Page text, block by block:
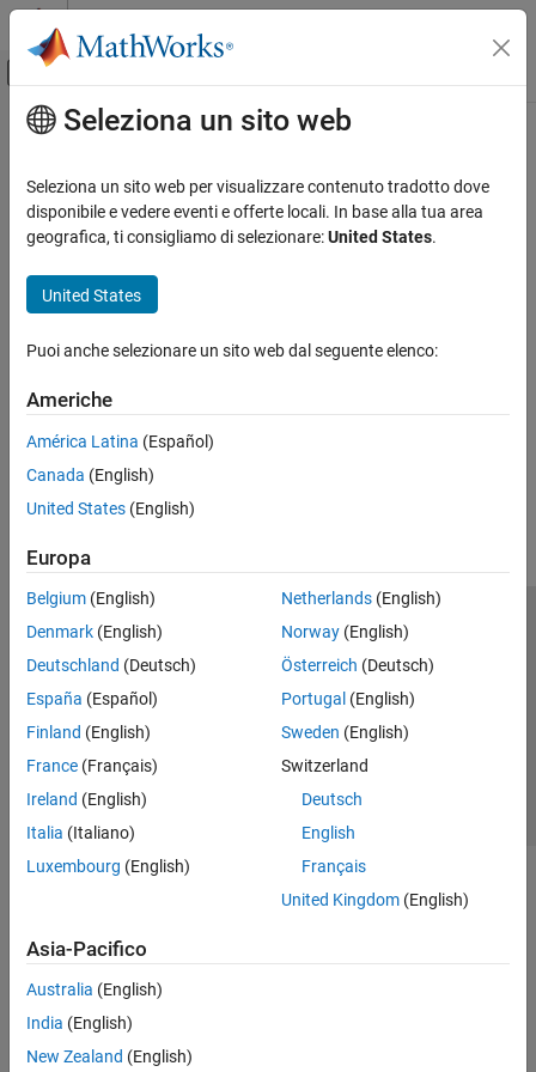
Vai al contenuto
Attiva/disattiva menu di navigazione
Pagina iniziale della documentazione
Contenuto principale
Seleziona un sito web
Seleziona un sito web per visualizzare contenuto tradotto dove
disponibile e vedere eventi e offerte locali. In base alla tua area
geografica, ti consigliamo di selezionare:United States.
United States
Puoi anche selezionare un sito web dal seguente elenco:
Americhe
América Latina (Español)
Canada (English)
United States (English)
Europa
Belgium (English)
Denmark (English)
Deutschland (Deutsch)
España (Español)
Finland (English)
France (Français)
Ireland (English)
Italia (Italiano)
Luxembourg (English)
Netherlands(English)
Norway(English)
Österreich (Deutsch)
Portugal (English)
Sweden (English)
Switzerland
Deutsch
English
Français
United Kingdom(English)
Asia-Pacifico
Australia (English)
India (English)
New Zealand (English)
Centro di fiducia
Informativa sulla privacy
Antipirateria
Stato dell'applicazione
Contatti
© 1994-2026 The MathWorks, Inc.